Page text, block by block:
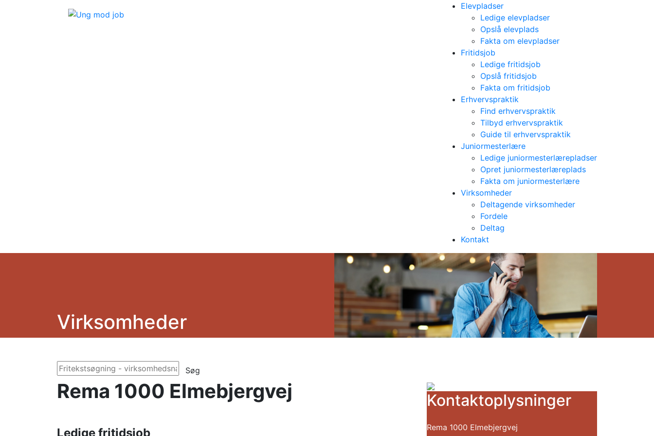
Elevpladser
Ledige elevpladser
Opslå elevplads
Fakta om elevpladser
Fritidsjob
Ledige fritidsjob
Opslå fritidsjob
Fakta om fritidsjob
Erhvervspraktik
Find erhvervspraktik
Tilbyd erhvervspraktik
Guide til erhvervspraktik
Juniormesterlære
Ledige juniormesterlærepladser
Opret juniormesterlæreplads
Fakta om juniormesterlære
Virksomheder
Deltagende virksomheder
Fordele
Deltag
Kontakt
Virksomheder
Søg
Rema 1000 Elmebjergvej
Ledige fritidsjob
Kontaktoplysninger
Rema 1000 Elmebjergvej